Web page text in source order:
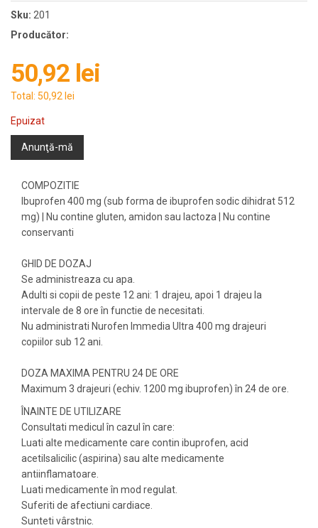
Sku: 201
Producător:
50,92 lei
Total: 50,92 lei
Epuizat
Anunţă-mă
COMPOZITIE
Ibuprofen 400 mg (sub forma de ibuprofen sodic dihidrat 512
mg) | Nu contine gluten, amidon sau lactoza | Nu contine
conservanti
GHID DE DOZAJ
Se administreaza cu apa.
Adulti si copii de peste 12 ani: 1 drajeu, apoi 1 drajeu la
intervale de 8 ore în functie de necesitati.
Nu administrati Nurofen Immedia Ultra 400 mg drajeuri
copiilor sub 12 ani.
DOZA MAXIMA PENTRU 24 DE ORE
Maximum 3 drajeuri (echiv. 1200 mg ibuprofen) în 24 de ore.
ÎNAINTE DE UTILIZARE
Consultati medicul în cazul în care:
Luati alte medicamente care contin ibuprofen, acid
acetilsalicilic (aspirina) sau alte medicamente
antiinflamatoare.
Luati medicamente în mod regulat.
Suferiti de afectiuni cardiace.
Sunteti vârstnic.